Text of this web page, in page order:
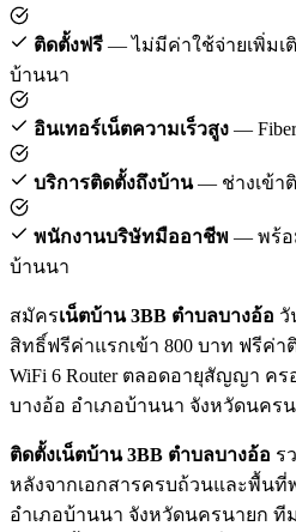
ติดตั้งฟรี — ไม่มีค่าใช้จ่ายเพิ่มเ
บ้านนา
อินเทอร์เน็ตความเร็วสูง —
บริการติดตั้งถึงบ้าน— ช่างเข้า
พนักงานบริษัทมืออาชีพ — พร้อ
บ้านนา
สมัครเน็ตบ้าน 3BB ตำบลบางอ้อ วั
สิทธิ์ฟรีค่าแรกเข้า 800 บาท ฟรีค่า
WiFi 6 Router ตลอดอายุสัญญา ค
บางอ้อ อำเภอบ้านนา จังหวัดนคร
ติดตั้งเน็ตบ้าน 3BB ตำบลบางอ้อ ร
หลังจากเอกสารครบถ้วนและพื้น
อำเภอบ้านนา จังหวัดนครนายก ที